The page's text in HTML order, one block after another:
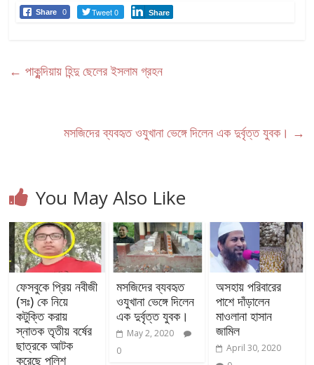
Share 0 Tweet 0 Share
← পাকুন্দিয়ায় হিন্দু ছেলের ইসলাম গ্রহন
মসজিদের ব্যবহৃত ওযুখানা ভেঙ্গে দিলেন এক দুর্বৃত্ত যুবক। →
You May Also Like
ফেসবুকে প্রিয় নবীজী
(সঃ) কে নিয়ে
কটুক্তি করায়
স্নাতক তৃতীয় বর্ষের
ছাত্রকে আটক
করেছে পুলিশ
মসজিদের ব্যবহৃত
ওযুখানা ভেঙ্গে দিলেন
এক দুর্বৃত্ত যুবক।
May 2, 2020
0
অসহায় পরিবারের
পাশে দাঁড়ালেন
মাওলানা হাসান
জামিল
April 30, 2020